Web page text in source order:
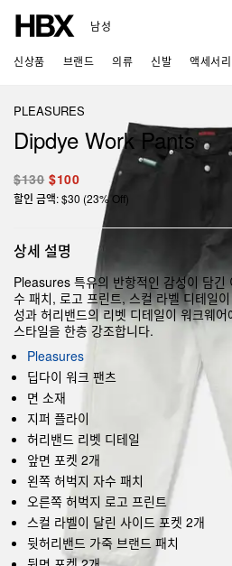
남성
신상품 브랜드 의류 신발 액세서리
PLEASURES
Dipdye Work Pants
$130 $100
할인 금액: $30 (23% Off)
상세 설명
Pleasures 특유의 반항적인 감성이 담긴
수 패치, 로고 프린트, 스컬 라벨 디테일
성과 허리밴드의 리벳 디테일이 워크웨
스타일을 한층 강조합니다.
Pleasures
딥다이 워크 팬츠
면 소재
지퍼 플라이
허리밴드 리벳 디테일
앞면 포켓 2개
왼쪽 허벅지 자수 패치
오른쪽 허벅지 로고 프린트
스컬 라벨이 달린 사이드 포켓 2개
뒷허리밴드 가죽 브랜드 패치